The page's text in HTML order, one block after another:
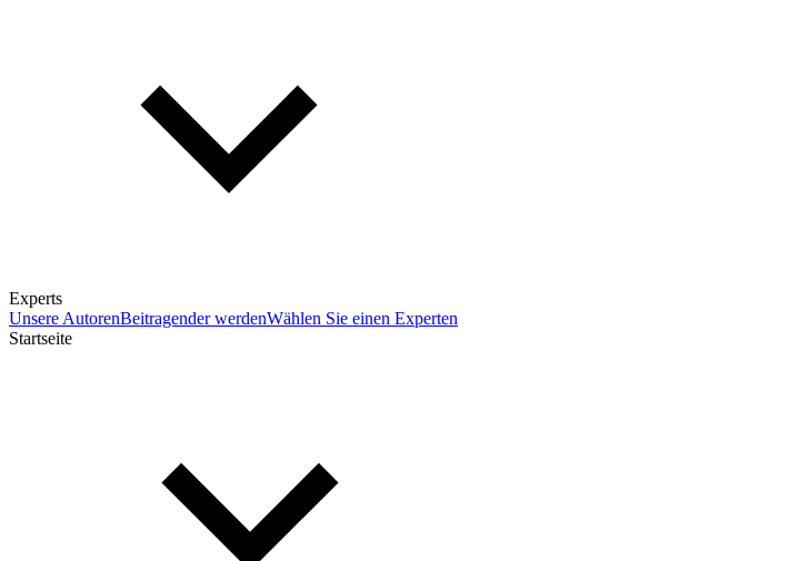
Experts
Unsere AutorenBeitragender werdenWählen Sie einen Experten
Startseite